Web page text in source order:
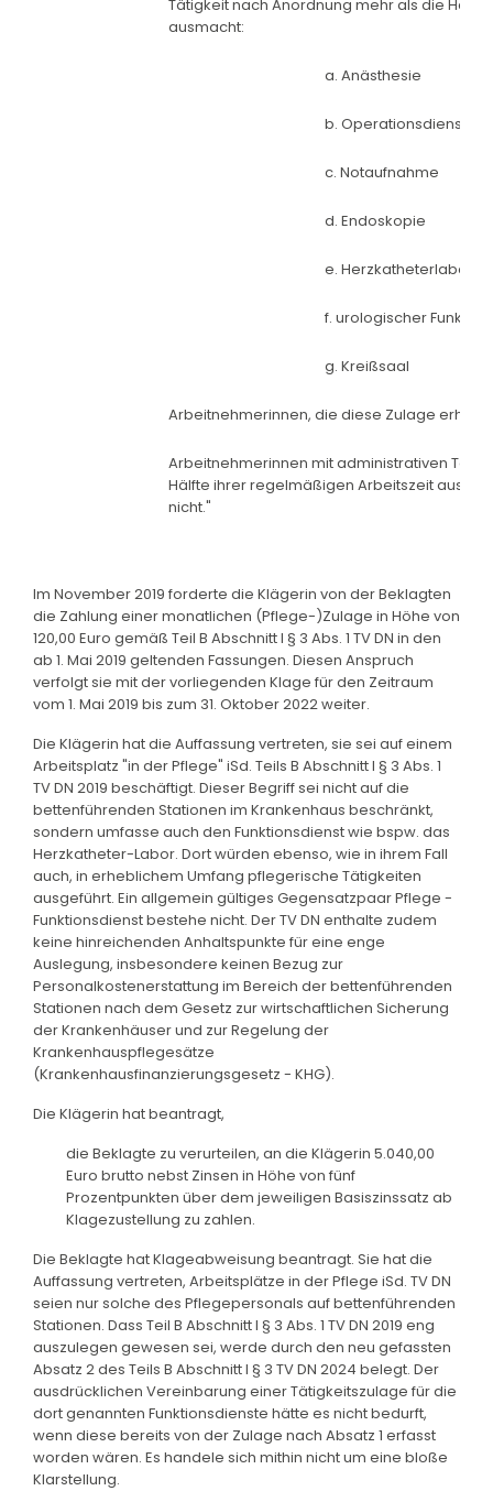
Tätigkeit nach Anordnung mehr als die
ausmacht:
a. Anästhesie
b. Operationsdienst
c. Notaufnahme
d. Endoskopie
e. Herzkatheterlabor
f. urologischer
g. Kreißsaal
Arbeitnehmerinnen, die diese Zulage
Arbeitnehmerinnen mit administrativen
Hälfte ihrer regelmäßigen Arbeitszeit
nicht."
Im November 2019 forderte die Klägerin von der Beklagten
die Zahlung einer monatlichen (Pflege-)Zulage in Höhe von
120,00 Euro gemäß Teil B Abschnitt I § 3 Abs. 1 TV DN in den
ab 1. Mai 2019 geltenden Fassungen. Diesen Anspruch
verfolgt sie mit der vorliegenden Klage für den Zeitraum
vom 1. Mai 2019 bis zum 31. Oktober 2022 weiter.
Die Klägerin hat die Auffassung vertreten, sie sei auf einem
Arbeitsplatz "in der Pflege" iSd. Teils B Abschnitt I § 3 Abs. 1
TV DN 2019 beschäftigt. Dieser Begriff sei nicht auf die
bettenführenden Stationen im Krankenhaus beschränkt,
sondern umfasse auch den Funktionsdienst wie bspw. das
Herzkatheter-Labor. Dort würden ebenso, wie in ihrem Fall
auch, in erheblichem Umfang pflegerische Tätigkeiten
ausgeführt. Ein allgemein gültiges Gegensatzpaar Pflege -
Funktionsdienst bestehe nicht. Der TV DN enthalte zudem
keine hinreichenden Anhaltspunkte für eine enge
Auslegung, insbesondere keinen Bezug zur
Personalkostenerstattung im Bereich der bettenführenden
Stationen nach dem Gesetz zur wirtschaftlichen Sicherung
der Krankenhäuser und zur Regelung der
Krankenhauspflegesätze
(Krankenhausfinanzierungsgesetz - KHG).
Die Klägerin hat beantragt,
die Beklagte zu verurteilen, an die Klägerin 5.040,00
Euro brutto nebst Zinsen in Höhe von fünf
Prozentpunkten über dem jeweiligen Basiszinssatz ab
Klagezustellung zu zahlen.
Die Beklagte hat Klageabweisung beantragt. Sie hat die
Auffassung vertreten, Arbeitsplätze in der Pflege iSd. TV DN
seien nur solche des Pflegepersonals auf bettenführenden
Stationen. Dass Teil B Abschnitt I § 3 Abs. 1 TV DN 2019 eng
auszulegen gewesen sei, werde durch den neu gefassten
Absatz 2 des Teils B Abschnitt I § 3 TV DN 2024 belegt. Der
ausdrücklichen Vereinbarung einer Tätigkeitszulage für die
dort genannten Funktionsdienste hätte es nicht bedurft,
wenn diese bereits von der Zulage nach Absatz 1 erfasst
worden wären. Es handele sich mithin nicht um eine bloße
Klarstellung.